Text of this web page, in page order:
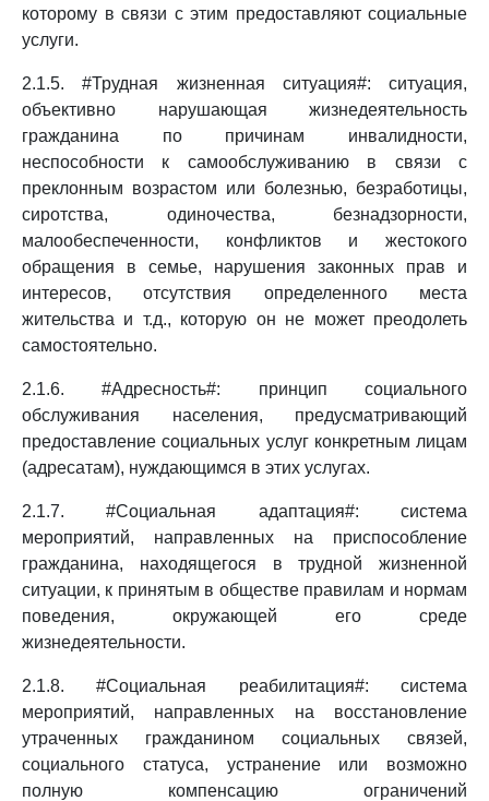
которому в связи с этим предоставляют социальные
услуги.
2.1.5. #Трудная жизненная ситуация#: ситуация,
объективно нарушающая жизнедеятельность
гражданина по причинам инвалидности,
неспособности к самообслуживанию в связи с
преклонным возрастом или болезнью, безработицы,
сиротства, одиночества, безнадзорности,
малообеспеченности, конфликтов и жестокого
обращения в семье, нарушения законных прав и
интересов, отсутствия определенного места
жительства и т.д., которую он не может преодолеть
самостоятельно.
2.1.6. #Адресность#: принцип социального
обслуживания населения, предусматривающий
предоставление социальных услуг конкретным лицам
(адресатам), нуждающимся в этих услугах.
2.1.7. #Социальная адаптация#: система
мероприятий, направленных на приспособление
гражданина, находящегося в трудной жизненной
ситуации, к принятым в обществе правилам и нормам
поведения, окружающей его среде
жизнедеятельности.
2.1.8. #Социальная реабилитация#: система
мероприятий, направленных на восстановление
утраченных гражданином социальных связей,
социального статуса, устранение или возможно
полную компенсацию ограничений